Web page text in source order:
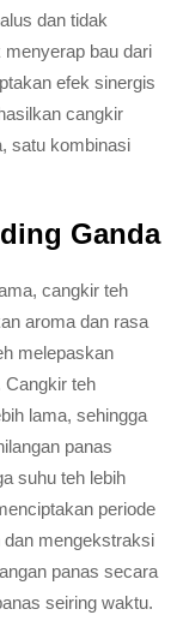
dan tidak
bau dari
efek sinergis
cangkir
satu kombinasi
Ganda
cangkir teh
aroma dan rasa
melepaskan
Cangkir teh
lama, sehingga
panas
suhu teh lebih
periode
dan mengekstraksi
panas secara
seiring waktu.